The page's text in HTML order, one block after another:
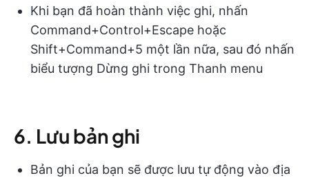
Khi bạn đã hoàn thành việc ghi, nhấn
Command+Control+Escape hoặc
Shift+Command+5 một lần nữa, sau đó nhấn
biểu tượng Dừng ghi trong Thanh menu
6. Lưu bản ghi
Bản ghi của bạn sẽ được lưu tự động vào địa